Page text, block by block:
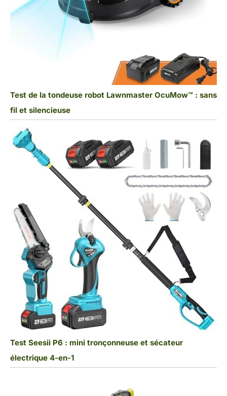
Test de la tondeuse robot Lawnmaster OcuMow™ : sans
fil et silencieuse
Test Seesii P6 : mini tronçonneuse et sécateur
électrique 4-en-1